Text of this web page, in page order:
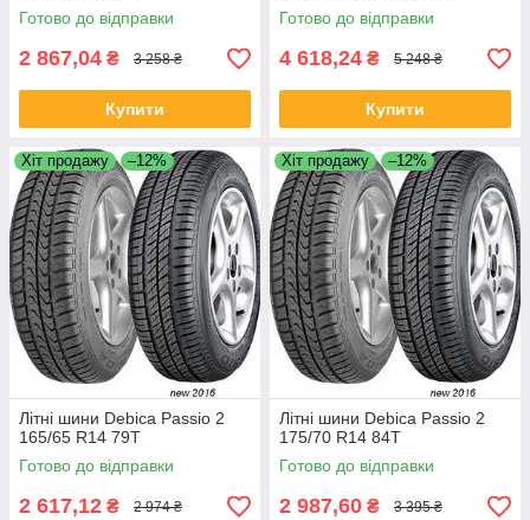
Готово до відправки
2 867,04 ₴ 3 258 ₴
Купити
Готово до відправки
4 618,24 ₴ 5 248 ₴
Купити
Хіт продажу –12%
Літні шини Debica Passio 2
165/65 R14 79T
Готово до відправки
2 617,12 ₴ 2 974 ₴
Хіт продажу –12%
Літні шини Debica Passio 2
175/70 R14 84T
Готово до відправки
2 987,60 ₴ 3 395 ₴